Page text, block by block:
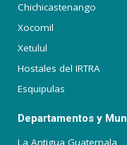
Chichicastenango
Xocomil
Xetulul
Hostales del IRTRA
Esquipulas
Departamentos y
La Antigua Guatemala